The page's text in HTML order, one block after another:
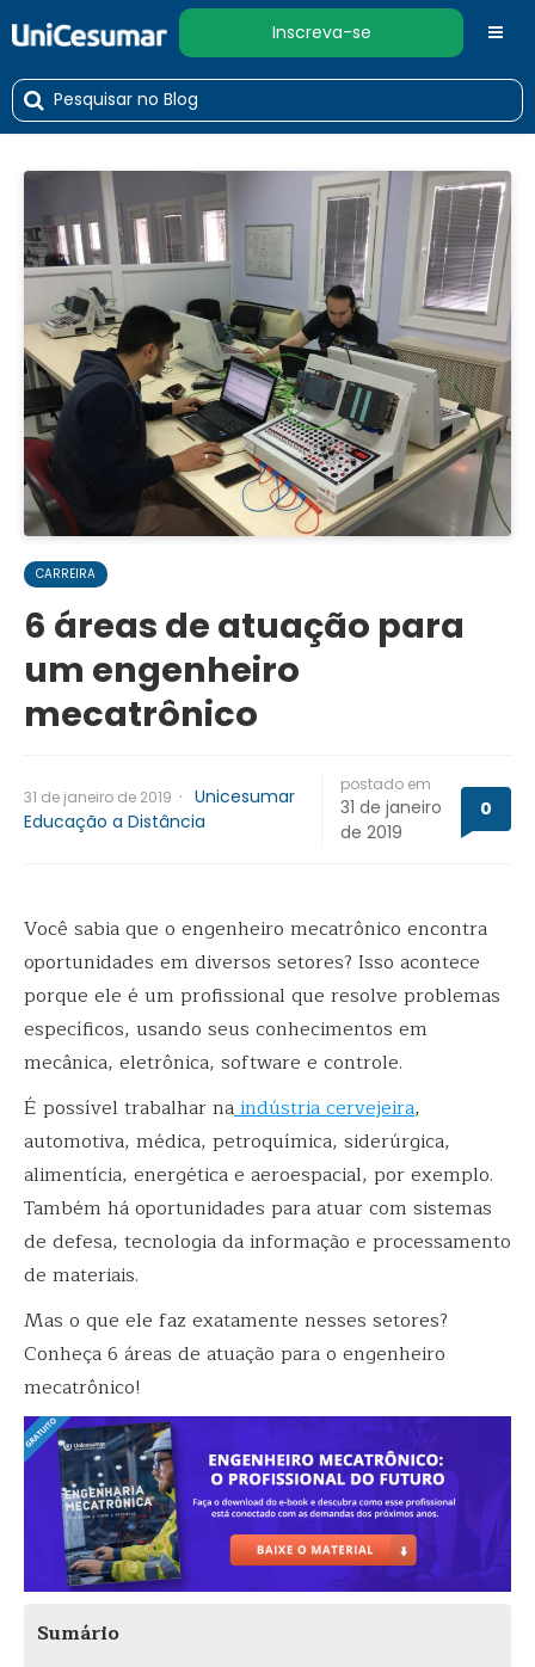
Inscreva-se
CARREIRA
6 áreas de atuação para
um engenheiro
mecatrônico
31 de janeiro de 2019 · Unicesumar
Educação a Distância
postado em
31 de janeiro
de 2019
0
Você sabia que o engenheiro mecatrônico encontra
oportunidades em diversos setores? Isso acontece
porque ele é um profissional que resolve problemas
específicos, usando seus conhecimentos em
mecânica, eletrônica, software e controle.
É possível trabalhar naindústria cervejeira,
automotiva, médica, petroquímica, siderúrgica,
alimentícia, energética e aeroespacial, por exemplo.
Também há oportunidades para atuar com sistemas
de defesa, tecnologia da informação e processamento
de materiais.
Mas o que ele faz exatamente nesses setores?
Conheça 6 áreas de atuação para o engenheiro
mecatrônico!
Sumário